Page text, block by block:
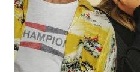
LESUNG
WN
KARO